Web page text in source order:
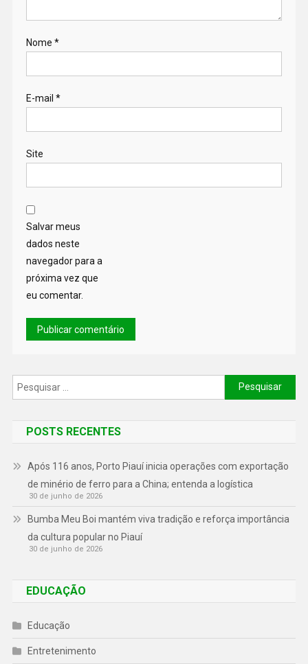
Nome *
E-mail *
Site
Salvar meus
dados neste
navegador para a
próxima vez que
eu comentar.
POSTS RECENTES
Após 116 anos, Porto Piauí inicia operações com exportação
de minério de ferro para a China; entenda a logística
30 de junho de 2026
Bumba Meu Boi mantém viva tradição e reforça importância
da cultura popular no Piauí
30 de junho de 2026
EDUCAÇÃO
Educação
Entretenimento